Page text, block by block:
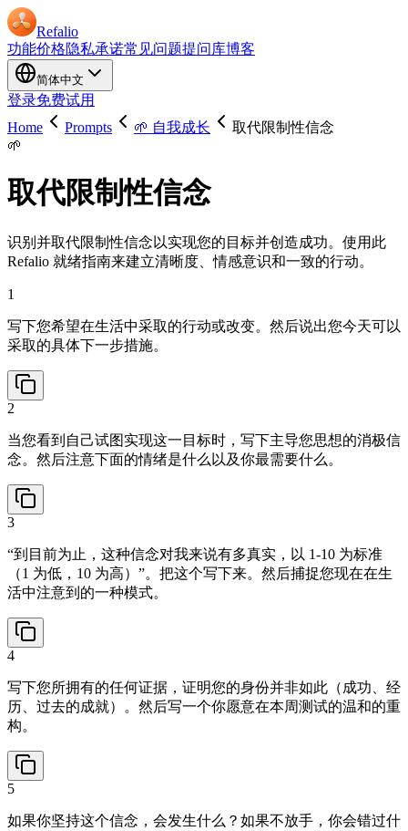
Refalio
功能价格隐私承诺常见问题提问库博客
简体中文
登录免费试用
Home
Prompts 🌱 自我成长
取代限制性信念
🌱
取代限制性信念
识别并取代限制性信念以实现您的目标并创造成功。使用此
Refalio 就绪指南来建立清晰度、情感意识和一致的行动。
1
写下您希望在生活中采取的行动或改变。然后说出您今天可以
采取的具体下一步措施。
2
当您看到自己试图实现这一目标时，写下主导您思想的消极信
念。然后注意下面的情绪是什么以及你最需要什么。
3
“到目前为止，这种信念对我来说有多真实，以 1-10 为标准
（1 为低，10 为高）”。把这个写下来。然后捕捉您现在在生
活中注意到的一种模式。
4
写下您所拥有的任何证据，证明您的身份并非如此（成功、经
历、过去的成就）。然后写一个你愿意在本周测试的温和的重
构。
5
如果你坚持这个信念，会发生什么？如果不放手，你会错过什